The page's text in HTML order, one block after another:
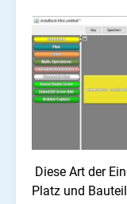
Diese Art der
Platz und